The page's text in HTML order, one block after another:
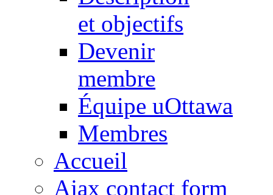
et objectifs
Devenir
membre
Équipe uOttawa
Membres
Accueil
Ajax contact form